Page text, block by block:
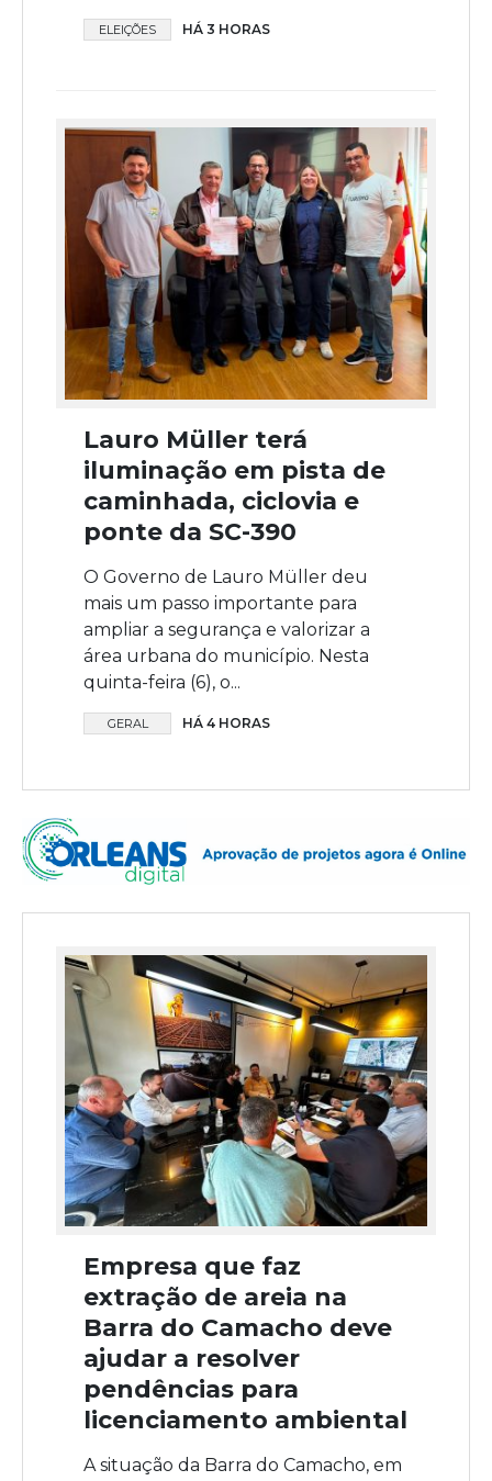
ELEIÇÕES HÁ 3 HORAS
Lauro Müller terá
iluminação em pista de
caminhada, ciclovia e
ponte da SC-390
O Governo de Lauro Müller deu
mais um passo importante para
ampliar a segurança e valorizar a
área urbana do município. Nesta
quinta-feira (6), o...
GERAL HÁ 4 HORAS
Empresa que faz
extração de areia na
Barra do Camacho deve
ajudar a resolver
pendências para
licenciamento ambiental
A situação da Barra do Camacho, em